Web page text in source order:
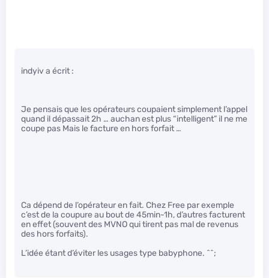
indyiv a écrit :
Je pensais que les opérateurs coupaient simplement l’appel
quand il dépassait 2h … auchan est plus “intelligent” il ne me
coupe pas Mais le facture en hors forfait …
Ca dépend de l’opérateur en fait. Chez Free par exemple
c’est de la coupure au bout de 45min-1h, d’autres facturent
en effet (souvent des MVNO qui tirent pas mal de revenus
des hors forfaits).
L’idée étant d’éviter les usages type babyphone. ^^;